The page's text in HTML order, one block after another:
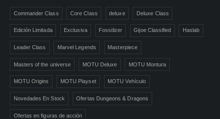
Commander Class Core Class deluxe Deluxe Class
Edición Limitada Exclusiva Fossilizer Gijoe Classified Haslab
Leader Class Marvel Legends Masterpiece
Masters of the universe MOTU Deluxe MOTU Montura
MOTU Origins MOTU Playset MOTU Vehículo
Novedades En Stock Ofertas Dungeons & Dragons
Ofertas en figuras de acción